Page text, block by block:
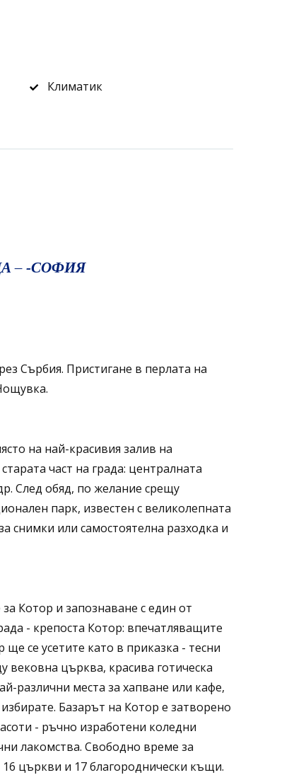
Климатик
– -СОФИЯ
Сърбия. Пристигане в перлата на
на най-красивия залив на
част на града: централната
След обяд, по желание срещу
парк, известен с великолепната
снимки или самостоятелна разходка и
Котор и запознаване с един от
- крепоста Котор: впечатляващите
се усетите като в приказка - тесни
вековна църква, красива готическа
различни места за хапване или кафе,
Базарът на Котор е затворено
- ръчно изработени коледни
лакомства. Свободно време за
църкви и 17 благороднически къщи.